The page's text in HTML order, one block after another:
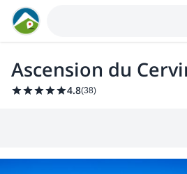
Ascension du
4.8(38)